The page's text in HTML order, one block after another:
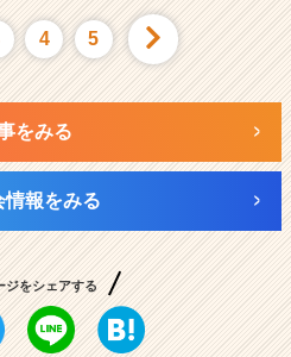
4 5
をみる
情報をみる
ジをシェアする